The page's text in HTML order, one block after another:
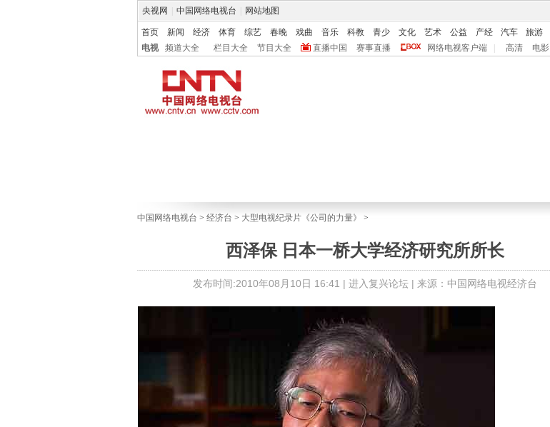
央视网 中国网络电视台 网站地图
首页 新闻 经济 体育 综艺 春晚 戏曲 音乐 科教 青少 文化 艺术 公益 产经 汽车 旅游
电视
频道大全 栏目大全 节目大全 直播中国 赛事直播 网络电视客户端 高清 电影
中国网络电视台 > 经济台 > 大型电视纪录片《公司的力量》 >
西泽保 日本一桥大学经济研究所所长
发布时间:2010年08月10日 16:41 | 进入复兴论坛| 来源：中国网络电视经济台